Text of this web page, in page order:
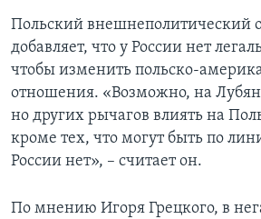
Польский внешнеполитический
добавляет, что у России нет
чтобы изменить польско-
отношения. «Возможно, на
но других рычагов влиять на
кроме тех, что могут быть по
России нет», – считает он.
По мнению Игоря Грецкого, в